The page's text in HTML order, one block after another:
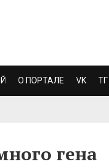
О ПОРТАЛЕ VK ТГ
гена